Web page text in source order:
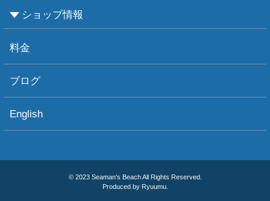
お知らせ
お天気情報
フォトグラフィ
ツアー情報
ショップ情報
ショップ情報
アクセス
ダイビングポイント
ショップボート「かもめ」
スタッフ紹介
宿泊施設
リンク集
お問い合わせ
料金
ブログ
English
© 2023 Seaman's Beach All Rights Reserved.
Produced by Ryuumu.